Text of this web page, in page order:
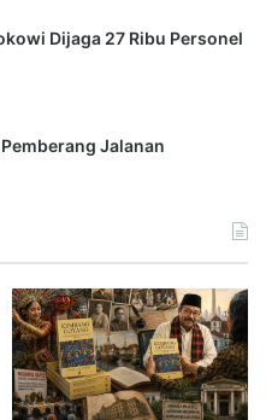
Dijaga 27 Ribu Personel
Jalanan